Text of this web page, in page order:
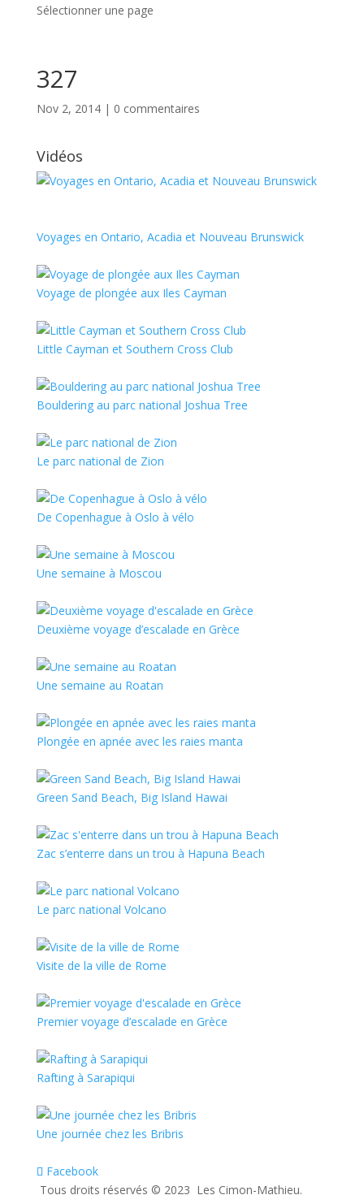
Sélectionner une page
327
Nov 2, 2014| 0 commentaires
Vidéos
Voyages en Ontario, Acadia et Nouveau Brunswick
Voyage de plongée aux Iles Cayman
Little Cayman et Southern Cross Club
Bouldering au parc national Joshua Tree
Le parc national de Zion
De Copenhague à Oslo à vélo
Une semaine à Moscou
Deuxième voyage d’escalade en Grèce
Une semaine au Roatan
Plongée en apnée avec les raies manta
Green Sand Beach, Big Island Hawai
Zac s’enterre dans un trou à Hapuna Beach
Le parc national Volcano
Visite de la ville de Rome
Premier voyage d’escalade en Grèce
Rafting à Sarapiqui
Une journée chez les Bribris
Facebook
Tous droits réservés ©️ 2023 Les Cimon-Mathieu.